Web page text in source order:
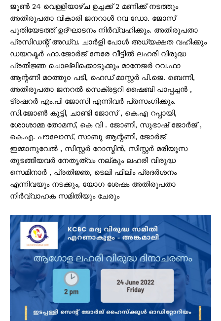
ജൂൺ 24 വെള്ളിയാഴ്ച ഉച്ചക്ക് 2 മണിക്ക് നടത്തും
അതിരൂപതാ വികാരി ജനറാൾ റവ ഡോ. ജോസ്
പുതിയേടത്ത് ഉദ്ഘാടനം നിർവ്വഹിക്കും. അതിരൂപതാ
പ്രസിഡന്റ് അഡ്വ. ചാർളി പോൾ അധ്യക്ഷത വഹിക്കും
ഡയറക്ടർ ഫാ.ജോർജ് നേരേ വീട്ടിൽ ലഹരി വിരുദ്ധ
പ്രതിജ്ഞ ചൊല്ലിക്കൊടുക്കും മാനേജർ റവ.ഫാ
ആന്റണി മഠത്തുo പടി, ഹെഡ് മാസ്റ്റർ പി.ജെ. ബെന്നി,
അതിരൂപതാ ജനറൽ സെക്രട്ടറി ഷൈബി പാപ്പച്ചൻ ,
ട്രഷറർ എം.പി ജോസി എന്നിവർ പ്രസംഗിക്കും.
സി.ജോൺ കുട്ടി, ചാണ്ടി ജോസ് , കെ.എ റപ്പായി,
ശോശാമ്മ തോമസ്, കെ വി . ജോണി, സുഭാഷ് ജോർജ് ,
കെ.എ. പൗലോസ്, സാബു ആന്റണി, ജോർജ്
ഇമ്മാനുവേൽ , സിസ്റ്റർ റോസ്മിൻ, സിസ്റ്റർ മരിയൂസ
തുടങ്ങിയവർ നേതൃത്വം നല്കും ലഹരി വിരുദ്ധ
സെമിനാർ , പ്രതിജ്ഞ, ടെലി ഫിലിം പ്രദർശനം
എന്നിവയും നടക്കും, യോഗ ശേഷം അതിരൂപതാ
നിർവ്വാഹക സമിതിയും ചേരും